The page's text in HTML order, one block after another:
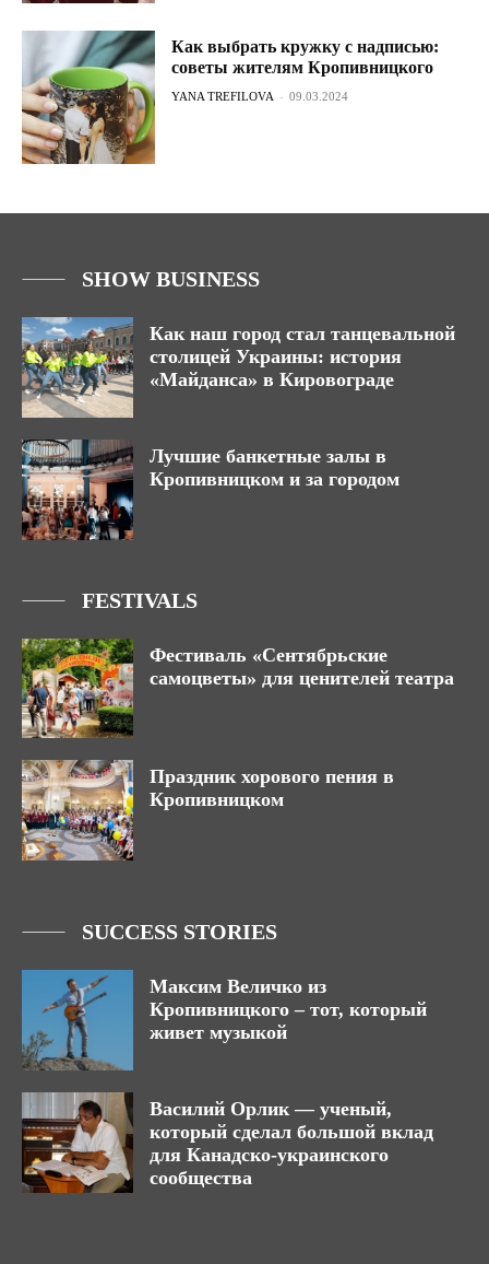
Как выбрать кружку с надписью:
советы жителям Кропивницкого
YANA TREFILOVA - 09.03.2024
SHOW BUSINESS
Как наш город стал танцевальной
столицей Украины: история
«Майданса» в Кировограде
Лучшие банкетные залы в
Кропивницком и за городом
FESTIVALS
Фестиваль «Сентябрьские
самоцветы» для ценителей театра
Праздник хорового пения в
Кропивницком
SUCCESS STORIES
Максим Величко из
Кропивницкого – тот, который
живет музыкой
Василий Орлик — ученый,
который сделал большой вклад
для Канадско-украинского
сообщества